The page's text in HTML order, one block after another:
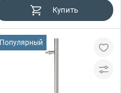
Купить
Популярный